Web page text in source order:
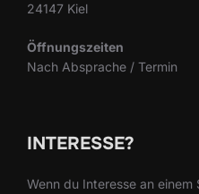
24147 Kiel
Öffnungszeiten
Nach Absprache / Termin
INTERESSE?
Wenn du Interesse an